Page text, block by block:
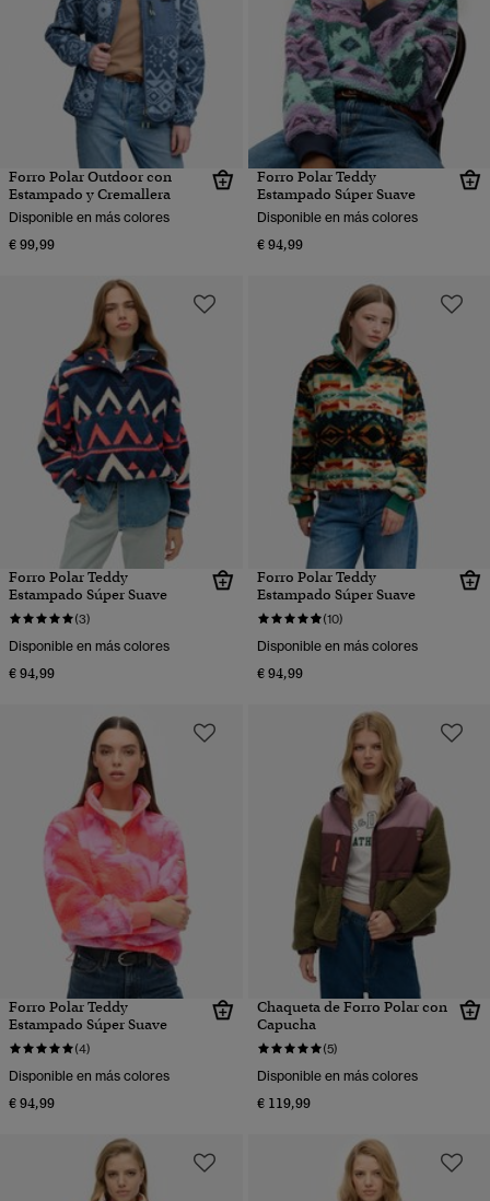
Forro Polar Outdoor con
Estampado y Cremallera
Disponible en más colores
€ 99,99
Forro Polar Teddy
Estampado Súper Suave
Disponible en más colores
€ 94,99
Forro Polar Teddy
Estampado Súper Suave
(3)
Disponible en más colores
€ 94,99
Forro Polar Teddy
Estampado Súper Suave
(10)
Disponible en más colores
€ 94,99
Forro Polar Teddy
Estampado Súper Suave
(4)
Disponible en más colores
€ 94,99
Chaqueta de Forro Polar con
Capucha
(5)
Disponible en más colores
€ 119,99